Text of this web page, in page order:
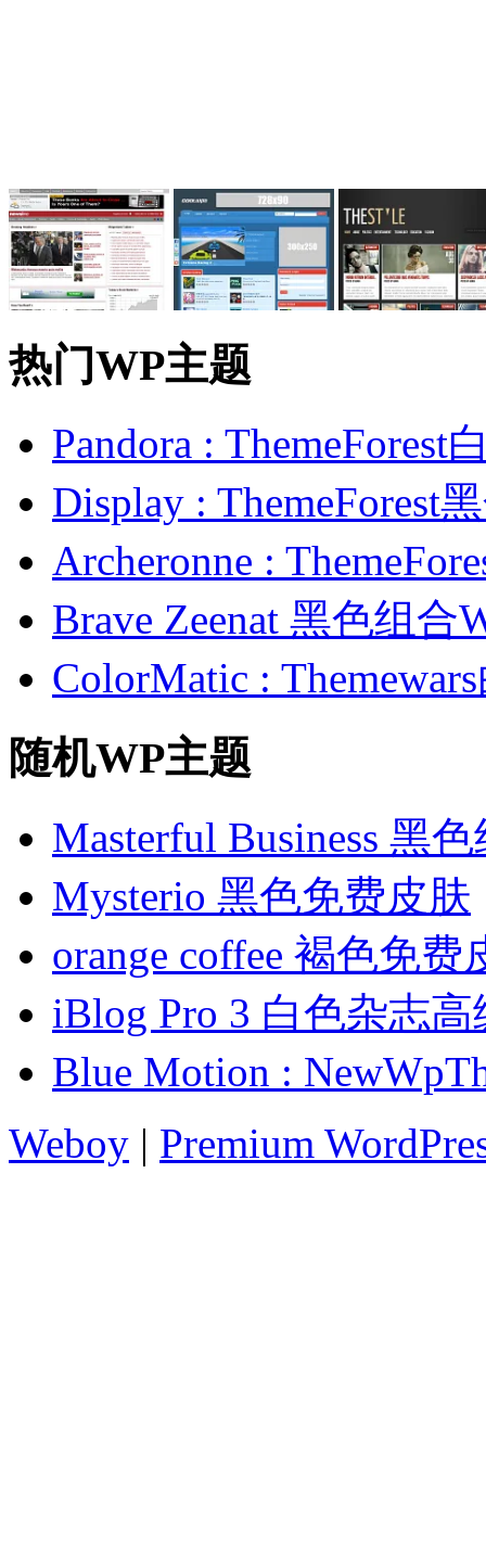
热门WP主题
Pandora : ThemeForest
Display : ThemeForest
Archeronne :
Brave Zeenat 黑色组合
ColorMatic :
随机WP主题
Masterful Business 黑
Mysterio 黑色免费皮肤
orange coffee 褐色免费
iBlog Pro 3 白色杂志
Blue Motion :
Weboy | Premium